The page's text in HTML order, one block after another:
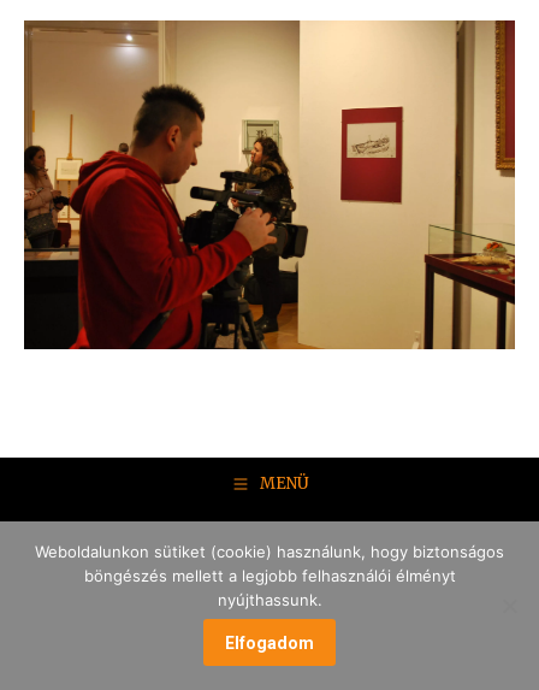
MENÜ
Weboldalunkon sütiket (cookie) használunk, hogy biztonságos
böngészés mellett a legjobb felhasználói élményt
nyújthassunk.
Elfogadom